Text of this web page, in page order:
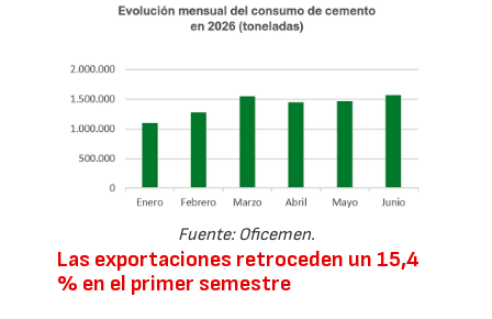
Fuente: Oficemen.
Las exportaciones retroceden un 15,4
% en el primer semestre